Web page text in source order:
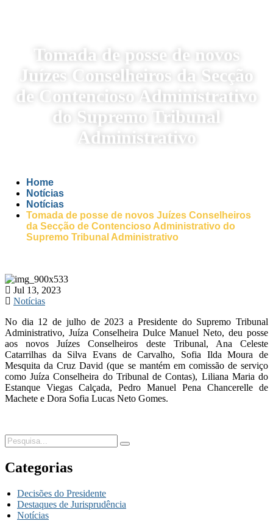
Tomada de posse de novos
Juízes Conselheiros da Secção
de Contencioso Administrativo
do Supremo Tribunal
Administrativo
Home
Notícias
Notícias
Tomada de posse de novos Juízes Conselheiros
da Secção de Contencioso Administrativo do
Supremo Tribunal Administrativo
Jul 13, 2023
Notícias
No dia 12 de julho de 2023 a Presidente do Supremo Tribunal
Administrativo, Juíza Conselheira Dulce Manuel Neto, deu posse
aos novos Juízes Conselheiros deste Tribunal, Ana Celeste
Catarrilhas da Silva Evans de Carvalho, Sofia Ilda Moura de
Mesquita da Cruz David (que se mantém em comissão de serviço
como Juíza Conselheira do Tribunal de Contas), Liliana Maria do
Estanque Viegas Calçada, Pedro Manuel Pena Chancerelle de
Machete e Dora Sofia Lucas Neto Gomes.
Categorias
Decisões do Presidente
Destaques de Jurisprudência
Notícias